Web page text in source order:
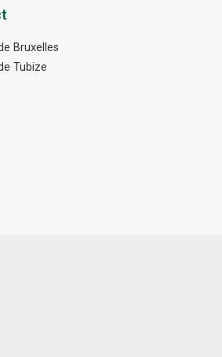
Bruxelles
Tubize